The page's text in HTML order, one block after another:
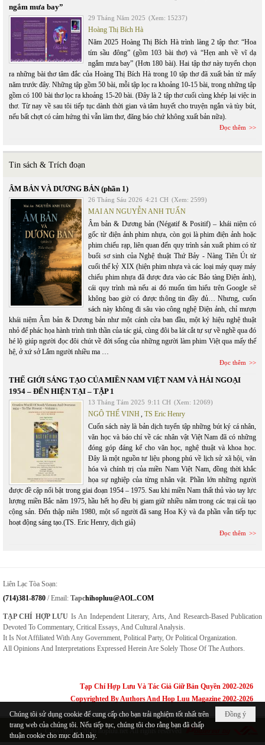
ngắm mưa bay”
29 Tháng Năm 2025 (Xem: 15237)
Hoàng Thị Bích Hà
Năm 2025 Hoàng Thị Bích Hà trình làng 2 tập thơ: “Hoa
tím sầu đông” (gồm 103 bài thơ) và “Hẹn anh về vĩ dạ
ngắm mưa bay” (Hơn 180 bài). Hai tập thơ này tuyển chọn
ra những bài thơ tâm đắc của Hoàng Thị Bích Hà trong 10 tập thơ đã xuất bản từ mấy
năm trước đây. Những tập gồm 50 bài, mỗi tập lọc ra khoảng 10-15 bài, trong những tập
gồm có 100 bài thơ lọc ra khoảng 15-20 bài. (Đây là 2 tập thơ cuối cùng khép lại việc in
thơ. Từ nay về sau tôi tiếp tục dành thời gian và tâm huyết cho truyện ngắn và tùy bút,
nếu bất chợt có cảm hứng thì vẫn làm thơ, đăng báo chứ không xuất bản nữa).
Đọc thêm
Tin sách & Trích đoạn
ÂM BẢN VÀ DƯƠNG BẢN (phần 1)
26 Tháng Sáu 2026 4:21 CH (Xem: 2599)
MAI AN NGUYỄN ANH TUẤN
Âm bản & Dương bản (Négatif & Positif) – khái niệm có
gốc từ điện ảnh phim nhựa, còn gọi là phim điện ảnh hoặc
phim chiếu rạp, liên quan đến quy trình sản xuất phim có từ
buổi sơ sinh của Nghệ thuật Thứ Bảy - Nàng Tiên Út từ
cuối thế kỷ XIX (hiện phim nhựa và các loại máy quay máy
chiếu phim nhựa đã được đưa vào các Bảo tàng Điện ảnh),
cái quy trình mà nếu ai đó muốn tìm hiểu trên Google sẽ
không bao giờ có được thông tin đầy đủ… Nhưng, cuốn
sách này không đi sâu vào công nghệ Điện ảnh, chỉ mượn
khái niệm Âm bản & Dương bản như một cánh cửa ban đầu, một ký hiệu nghệ thuật
nhỏ để phác họa hành trình tinh thần của tác giả, cùng đôi ba lát cắt tự sự về nghề qua đó
hé lộ giúp người đọc đôi chút về đời sống của những người làm phim Việt qua mấy thế
hệ, ở xứ sở Lắm người nhiều ma …
Đọc thêm
THẾ GIỚI SÁNG TẠO CỦA MIỀN NAM VIỆT NAM VÀ HẢI NGOẠI
1954 – ĐẾN HIỆN TẠI – TẬP 1
13 Tháng Tám 2025 9:11 CH (Xem: 12069)
NGÔ THẾ VINH, TS Eric Henry
Cuốn sách này là bản dịch tuyển tập những bút ký cá nhân,
văn học và báo chí về các nhân vật Việt Nam đã có những
đóng góp đáng kể cho văn học, nghệ thuật và khoa học.
Đây là một nguồn tư liệu phong phú về lịch sử xã hội, văn
hóa và chính trị của miền Nam Việt Nam, đồng thời khắc
họa sự nghiệp của từng nhân vật. Phần lớn những người
được đề cập nổi bật trong giai đoạn 1954 – 1975. Sau khi miền Nam thất thủ vào tay lực
lượng miền Bắc năm 1975, hầu hết họ đều bị giam giữ nhiều năm trong các trại cải tạo
cộng sản. Đến thập niên 1980, một số người đã sang Hoa Kỳ và đa phần vẫn tiếp tục
hoạt động sáng tạo.(TS. Eric Henry, dịch giả)
Đọc thêm
Liên Lạc Tòa Soạn:
(714)381-8780 / Email: TapcHihopluu@AOL.COM
TẠP CHÍ HỢP LƯU Is An Independent Literary, Arts, And Research-Based Publication
Devoted To Commentary, Critical Essays, And Cultural Analysis.
It Is Not Affiliated With Any Government, Political Party, Or Political Organization.
All Opinions And Interpretations Expressed Herein Are Solely Those Of The Authors.
Tạp Chí Hợp Lưu Và Tác Giả Giữ Bản Quyền 2002-2026
Copyrighted By Authors And Hop Luu Magazine 2002-2026
Copyright © 2026 hopluu.net All rights reserved
Đồng ý
Chúng tôi sử dụng cookie để cung cấp cho bạn trải nghiệm tốt nhất trên
trang web của chúng tôi. Nếu tiếp tục, chúng tôi cho rằng bạn đã chấp
thuận cookie cho mục đích này.